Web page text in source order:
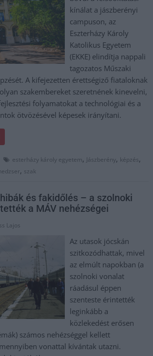
kínálat a jászberényi
campuson, az
Eszterházy Károly
Katolikus Egyetem
(EKKE) elindítja nappali
tagozatos Műszaki
A kifejezetten érettségiző fiataloknak
szakembereket szeretnének kinevelni,
folyamatokat a technológiai és a
ötvözésével képesek irányítani.
esterházy károly egyetem, Jászberény, képzés,
, szak
és fakidőlés – a szolnoki
a MÁV nehézségei
Lajos
Az utasok jócskán
szitkozódhattak, mivel
az elmúlt napokban (a
szolnoki vonalat
ráadásul éppen
szenteste érintették
leginkább a
közlekedést erősen
számos nehézséggel kellett
vonattal kívántak utazni.